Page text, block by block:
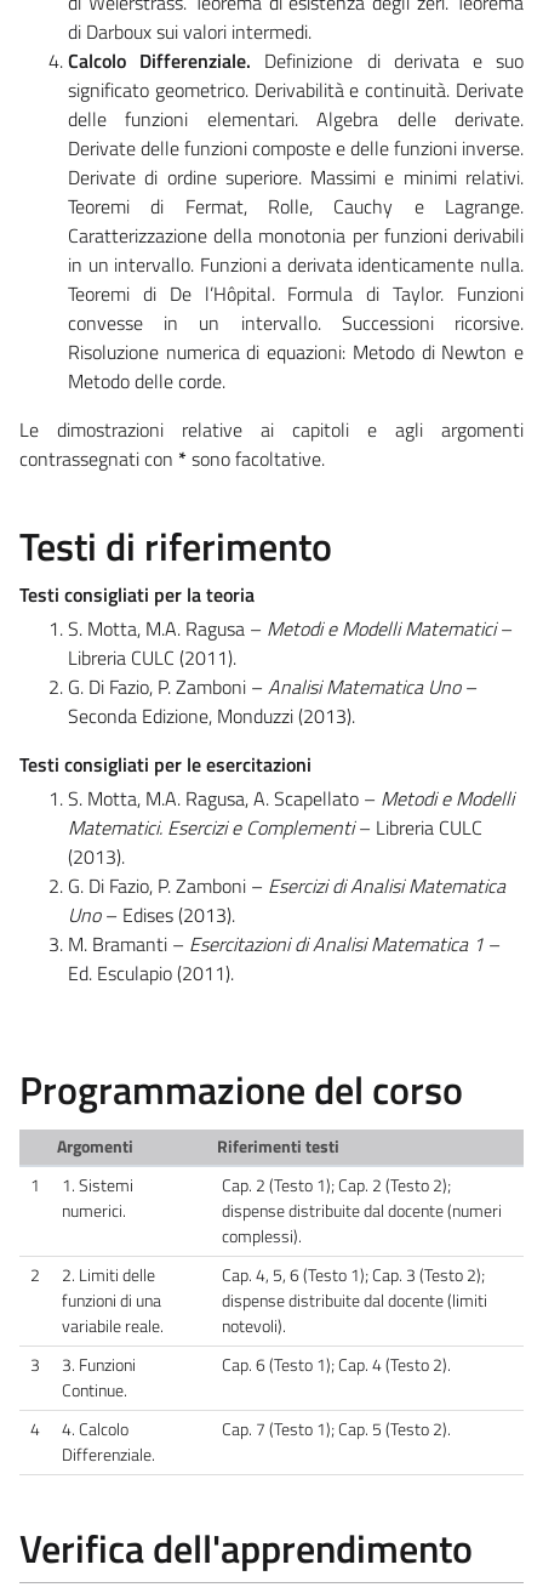
di Darboux sui valori intermedi.
Calcolo Differenziale. Definizione di derivata e suo
significato geometrico. Derivabilità e continuità. Derivate
delle funzioni elementari. Algebra delle derivate.
Derivate delle funzioni composte e delle funzioni inverse.
Derivate di ordine superiore. Massimi e minimi relativi.
Teoremi di Fermat, Rolle, Cauchy e Lagrange.
Caratterizzazione della monotonia per funzioni derivabili
in un intervallo. Funzioni a derivata identicamente nulla.
Teoremi di De l’Hôpital. Formula di Taylor. Funzioni
convesse in un intervallo. Successioni ricorsive.
Risoluzione numerica di equazioni: Metodo di Newton e
Metodo delle corde.
Le dimostrazioni relative ai capitoli e agli argomenti
contrassegnati con *sono facoltative.
Testi di riferimento
Testi consigliati per la teoria
S. Motta, M.A. Ragusa – Metodi e Modelli Matematici–
Libreria CULC (2011).
G. Di Fazio, P. Zamboni – Analisi Matematica Uno–
Seconda Edizione, Monduzzi (2013).
Testi consigliati per le esercitazioni
S. Motta, M.A. Ragusa, A. Scapellato – Metodi e Modelli
Matematici. Esercizi e Complementi– Libreria CULC
(2013).
G. Di Fazio, P. Zamboni – Esercizi di Analisi Matematica
Uno– Edises (2013).
M. Bramanti – Esercitazioni di Analisi Matematica 1 –
Ed. Esculapio (2011).
Programmazione del corso
Argomenti
Riferimenti testi
1
1. Sistemi
numerici.
Cap. 2 (Testo 1); Cap. 2 (Testo 2);
dispense distribuite dal docente (numeri
complessi).
2
2. Limiti delle
funzioni di una
variabile reale.
Cap. 4, 5, 6 (Testo 1); Cap. 3 (Testo 2);
dispense distribuite dal docente (limiti
notevoli).
3
3. Funzioni
Continue.
Cap. 6 (Testo 1); Cap. 4 (Testo 2).
4
4. Calcolo
Differenziale.
Cap. 7 (Testo 1); Cap. 5 (Testo 2).
Verifica dell'apprendimento